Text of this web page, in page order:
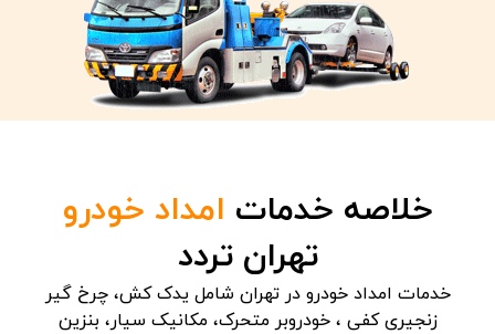
خلاصه خدمات امداد خودرو
تهران تردد
خدمات امداد خودرو در تهران شامل یدک کش، چرخ گیر
زنجیری کفی ، خودروبر متحرک، مکانیک سیار، بنزین